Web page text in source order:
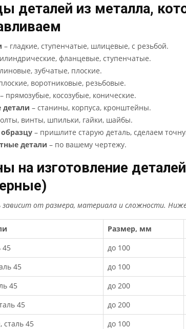
деталей из металла,
– гладкие, ступенчатые, шлицевые, с резьбой.
фланцевые, ступенчатые.
зубчатые, плоские.
воротниковые, резьбовые.
– прямозубые, косозубые, конические.
детали – станины, корпуса, кронштейны.
винты, шпильки, гайки, шайбы.
– пришлите старую деталь, сделаем
детали – по вашему чертежу.
на изготовление
от размера, материала и сложности.
Размер, мм
45
до 100
45
до 100
45
до 200
45
до 200
сталь 45
до 100